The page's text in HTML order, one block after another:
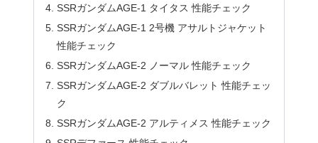
SSRガンダムAGE-1 タイタス 性能チェック
SSRガンダムAGE-1 2号機 アサルトジャケット
性能チェック
SSRガンダムAGE-2 ノーマル 性能チェック
SSRガンダムAGE-2 ダブルバレット 性能チェッ
ク
SSRガンダムAGE-2 アルティメス 性能チェック